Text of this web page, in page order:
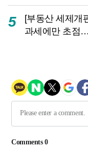
5
[부동산 세제개
과세에만 초점